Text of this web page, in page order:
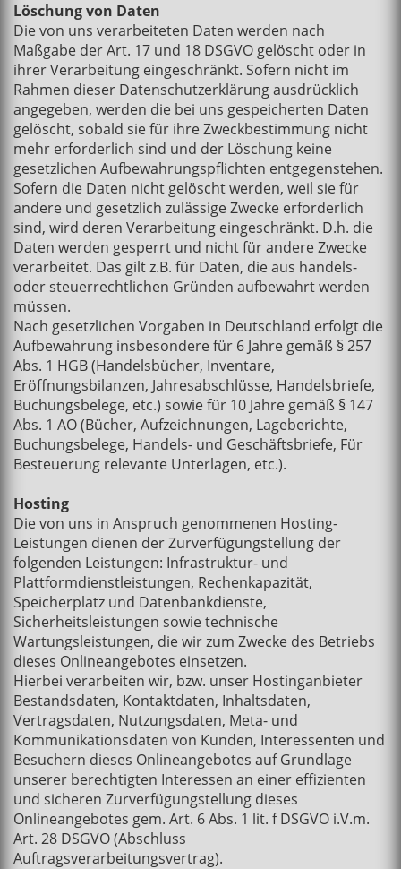
Löschung von Daten
Die von uns verarbeiteten Daten werden nach
Maßgabe der Art. 17 und 18 DSGVO gelöscht oder in
ihrer Verarbeitung eingeschränkt. Sofern nicht im
Rahmen dieser Datenschutzerklärung ausdrücklich
angegeben, werden die bei uns gespeicherten Daten
gelöscht, sobald sie für ihre Zweckbestimmung nicht
mehr erforderlich sind und der Löschung keine
gesetzlichen Aufbewahrungspflichten entgegenstehen.
Sofern die Daten nicht gelöscht werden, weil sie für
andere und gesetzlich zulässige Zwecke erforderlich
sind, wird deren Verarbeitung eingeschränkt. D.h. die
Daten werden gesperrt und nicht für andere Zwecke
verarbeitet. Das gilt z.B. für Daten, die aus handels-
oder steuerrechtlichen Gründen aufbewahrt werden
müssen.
Nach gesetzlichen Vorgaben in Deutschland erfolgt die
Aufbewahrung insbesondere für 6 Jahre gemäß § 257
Abs. 1 HGB (Handelsbücher, Inventare,
Eröffnungsbilanzen, Jahresabschlüsse, Handelsbriefe,
Buchungsbelege, etc.) sowie für 10 Jahre gemäß § 147
Abs. 1 AO (Bücher, Aufzeichnungen, Lageberichte,
Buchungsbelege, Handels- und Geschäftsbriefe, Für
Besteuerung relevante Unterlagen, etc.).
Hosting
Die von uns in Anspruch genommenen Hosting-
Leistungen dienen der Zurverfügungstellung der
folgenden Leistungen: Infrastruktur- und
Plattformdienstleistungen, Rechenkapazität,
Speicherplatz und Datenbankdienste,
Sicherheitsleistungen sowie technische
Wartungsleistungen, die wir zum Zwecke des Betriebs
dieses Onlineangebotes einsetzen.
Hierbei verarbeiten wir, bzw. unser Hostinganbieter
Bestandsdaten, Kontaktdaten, Inhaltsdaten,
Vertragsdaten, Nutzungsdaten, Meta- und
Kommunikationsdaten von Kunden, Interessenten und
Besuchern dieses Onlineangebotes auf Grundlage
unserer berechtigten Interessen an einer effizienten
und sicheren Zurverfügungstellung dieses
Onlineangebotes gem. Art. 6 Abs. 1 lit. f DSGVO i.V.m.
Art. 28 DSGVO (Abschluss
Auftragsverarbeitungsvertrag).